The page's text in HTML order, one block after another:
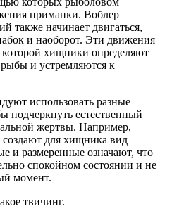
приманки. Воблер
также начинает двигаться,
и наоборот. Эти движения
хищники определяют
и устремляются к
использовать разные
подчеркнуть естественный
жертвы. Например,
для хищника вид
и размеренные означают, что
спокойном состоянии и не
момент.